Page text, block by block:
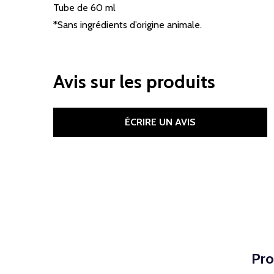
Tube de 60 ml
*Sans ingrédients d’origine animale.
Avis sur les produits
ÉCRIRE UN AVIS